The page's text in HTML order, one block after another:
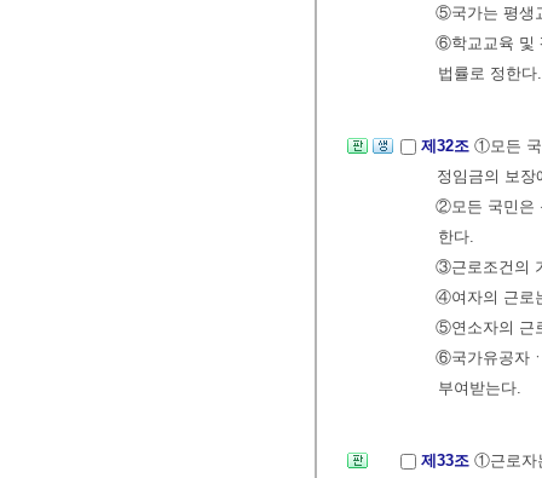
⑤국가는 평생
⑥학교교육 및
법률로 정한다.
제32조 ①모든 국
정임금의 보
②모든 국민은
한다.
③근로조건의
④여자의 근로
⑤연소자의 근
⑥국가유공자
부여받는다.
제33조 ①근로자